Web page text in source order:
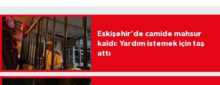
Eskişehir’de camide mahsur
kaldı: Yardım istemek için taş
attı